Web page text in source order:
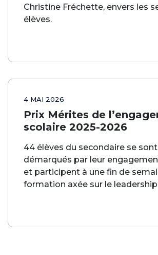
Christine Fréchette, envers les
élèves.
4 MAI 2026
Prix Mérites de
scolaire 2025-2026
44 élèves du secondaire se sont
démarqués par leur
et participent à une fin de
formation axée sur le